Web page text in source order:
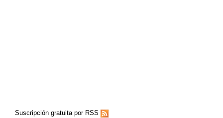
Suscripción gratuita por RSS